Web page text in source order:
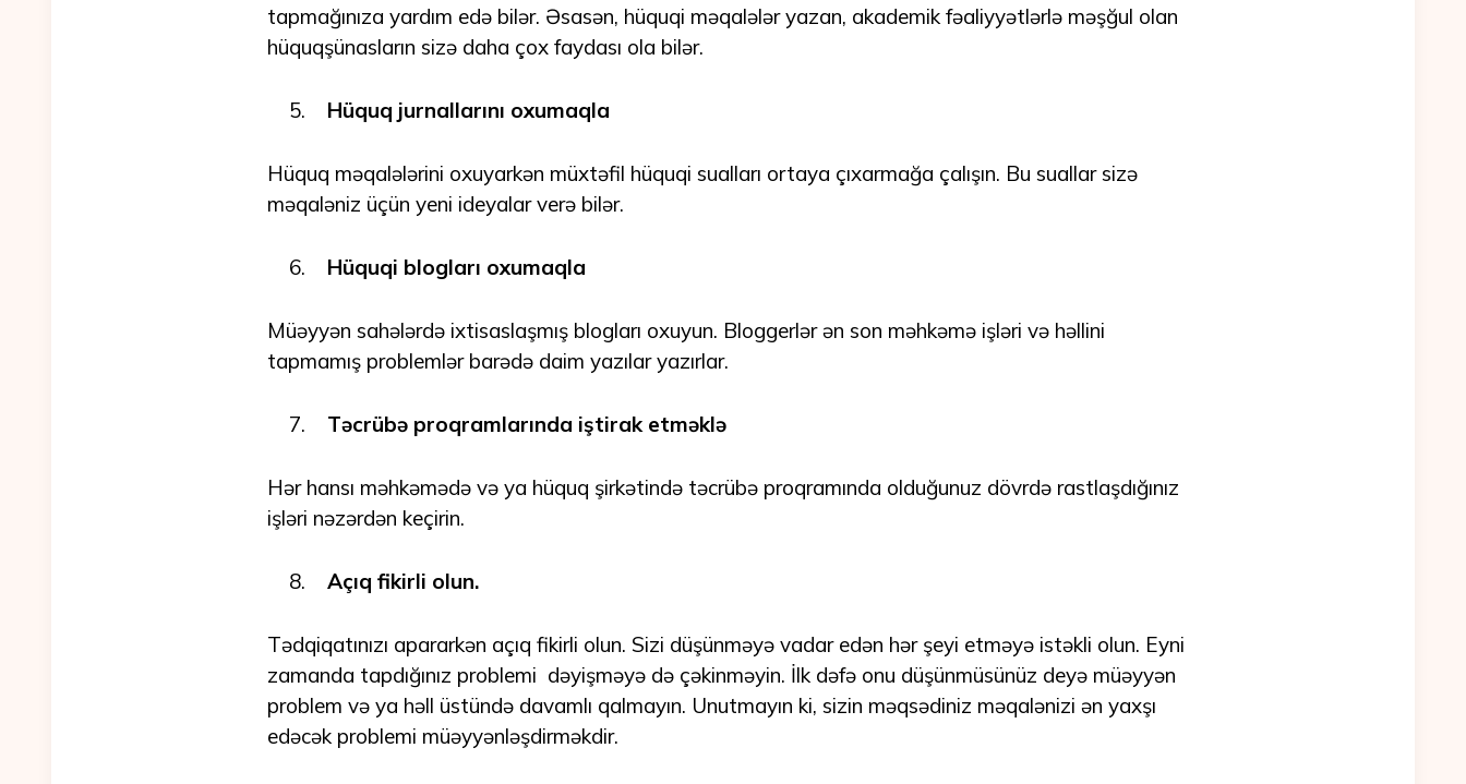
tapmağınıza yardım edə bilər. Əsasən, hüquqi məqalələr yazan, akademik fəaliyyətlərlə məşğul olan
hüquqşünasların sizə daha çox faydası ola bilər.
Hüquq jurnallarını oxumaqla
Hüquq məqalələrini oxuyarkən müxtəfil hüquqi sualları ortaya çıxarmağa çalışın. Bu suallar sizə
məqaləniz üçün yeni ideyalar verə bilər.
Hüquqi blogları oxumaqla
Müəyyən sahələrdə ixtisaslaşmış blogları oxuyun. Bloggerlər ən son məhkəmə işləri və həllini
tapmamış problemlər barədə daim yazılar yazırlar.
Təcrübə proqramlarında iştirak etməklə
Hər hansı məhkəmədə və ya hüquq şirkətində təcrübə proqramında olduğunuz dövrdə rastlaşdığınız
işləri nəzərdən keçirin.
Açıq fikirli olun.
Tədqiqatınızı apararkən açıq fikirli olun. Sizi düşünməyə vadar edən hər şeyi etməyə istəkli olun. Eyni
zamanda tapdığınız problemi dəyişməyə də çəkinməyin. İlk dəfə onu düşünmüsünüz deyə müəyyən
problem və ya həll üstündə davamlı qalmayın. Unutmayın ki, sizin məqsədiniz məqalənizi ən yaxşı
edəcək problemi müəyyənləşdirməkdir.